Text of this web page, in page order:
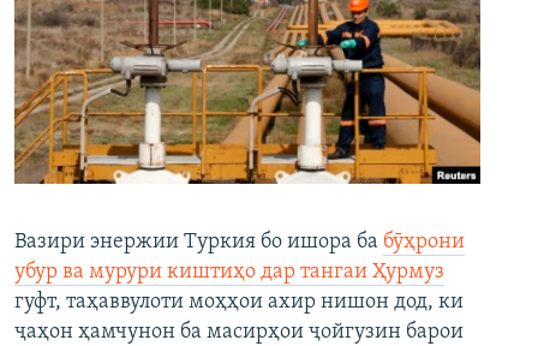
Вазири энержии Туркия бо ишора ба бӯҳрони
убур ва мурури киштиҳо дар тангаи Ҳурмуз
гуфт, таҳаввулоти моҳҳои ахир нишон дод, ки
ҷаҳон ҳамчунон ба масирҳои ҷойгузин барои